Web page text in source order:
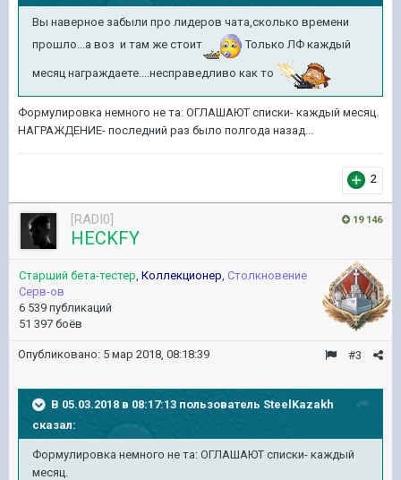
Вы наверное забыли про лидеров чата,сколько времени
прошло...а воз и там же стоит
Только ЛФ каждый
месяц награждаете....несправедливо как то
Формулировка немного не та: ОГЛАШАЮТ списки- каждый месяц.
НАГРАЖДЕНИЕ- последний раз было полгода назад...
2
19 146
[RADI0]
HECKFY
Старший бета-тестер, Коллекционер, Столкновение
Серв-ов
6 539 публикаций
51 397 боёв
#3
Опубликовано: 5 мар 2018, 08:18:39
В 05.03.2018 в 08:17:13 пользователь SteelKazakh
сказал:
Формулировка немного не та: ОГЛАШАЮТ списки- каждый
месяц.